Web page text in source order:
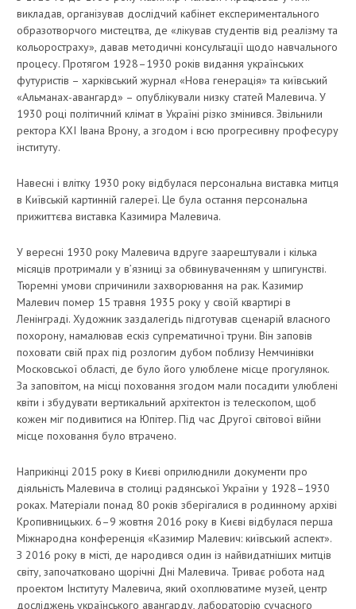
викладав, організував дослідчий кабінет експериментального
образотворчого мистецтва, де «лікував студентів від реалізму та
кольоростраху», давав методичні консультації щодо навчального
процесу. Протягом 1928–1930 років видання українських
футуристів – харківський журнал «Нова генерація» та київський
«Альманах-авангард» – опублікували низку статей Малевича. У
1930 році політичний клімат в Україні різко змінився. Звільнили
ректора КХІ Івана Врону, а згодом і всю прогресивну професуру
інституту.
Навесні і влітку 1930 року відбулася персональна виставка митця
в Київській картинній галереї. Це була остання персональна
прижиттєва виставка Казимира Малевича.
У вересні 1930 року Малевича вдруге заарештували і кілька
місяців протримали у в’язниці за обвинуваченням у шпигунстві.
Тюремні умови спричинили захворювання на рак. Казимир
Малевич помер 15 травня 1935 року у своїй квартирі в
Ленінграді. Художник заздалегідь підготував сценарій власного
похорону, намалював ескіз супрематичної труни. Він заповів
поховати свій прах під розлогим дубом поблизу Немчинівки
Московської області, де було його улюблене місце прогулянок.
За заповітом, на місці поховання згодом мали посадити улюблені
квіти і збудувати вертикальний архітектон із телескопом, щоб
кожен міг подивитися на Юпітер. Під час Другої світової війни
місце поховання було втрачено.
Наприкінці 2015 року в Києві оприлюднили документи про
діяльність Малевича в столиці радянської України у 1928–1930
роках. Матеріали понад 80 років зберігалися в родинному архіві
Кропивницьких. 6–9 жовтня 2016 року в Києві відбулася перша
Міжнародна конференція «Казимир Малевич: київський аспект».
З 2016 року в місті, де народився один із найвидатніших митців
світу, започатковано щорічні Дні Малевича. Триває робота над
проектом Інституту Малевича, який охоплюватиме музей, центр
досліджень українського авангарду, лабораторію сучасного